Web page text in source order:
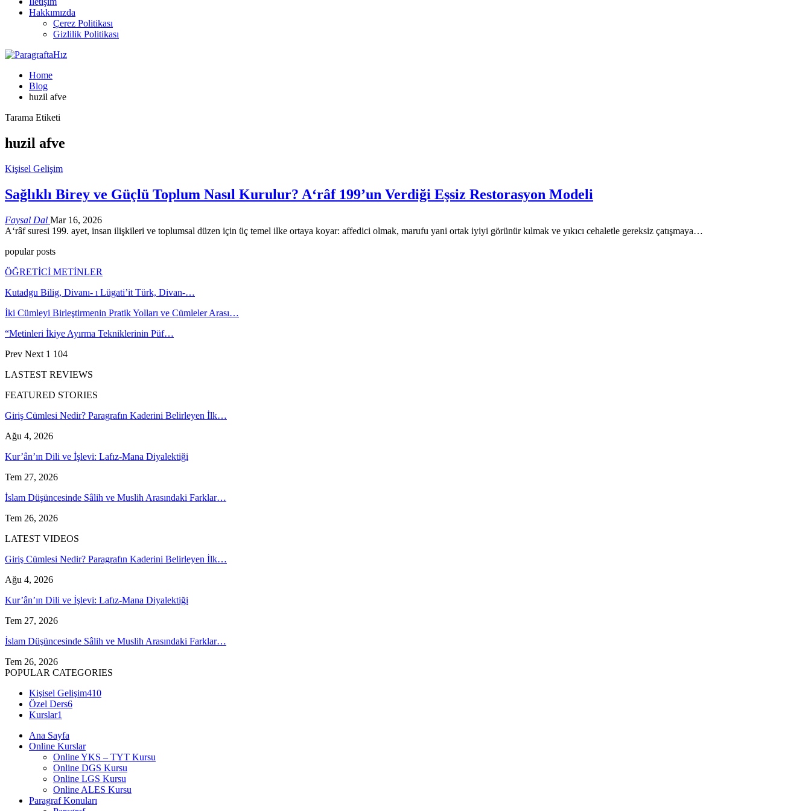
Hakkımızda
Çerez Politikası
Gizlilik Politikası
Home
Blog
huzil afve
Tarama Etiketi
huzil afve
Kişisel Gelişim
Sağlıklı Birey ve Güçlü Toplum Nasıl Kurulur? A‘râf 199’un Verdiği Eşsiz Restorasyon Modeli
Faysal Dal Mar 16, 2026
A‘râf suresi 199. ayet, insan ilişkileri ve toplumsal düzen için üç temel ilke ortaya koyar: affedici olmak, marufu yani ortak iyiyi görünür kılmak ve yıkıcı cehaletle gereksiz çatışmaya…
popular posts
ÖĞRETİCİ METİNLER
Kutadgu Bilig, Divanı- ı Lügati’it Türk, Divan-…
İki Cümleyi Birleştirmenin Pratik Yolları ve Cümleler Arası…
“Metinleri İkiye Ayırma Tekniklerinin Püf…
Prev Next 1 104
LASTEST REVIEWS
FEATURED STORIES
Giriş Cümlesi Nedir? Paragrafın Kaderini Belirleyen İlk…
Ağu 4, 2026
Kur’ân’ın Dili ve İşlevi: Lafız-Mana Diyalektiği
Tem 27, 2026
İslam Düşüncesinde Sâlih ve Muslih Arasındaki Farklar…
Tem 26, 2026
LATEST VIDEOS
Giriş Cümlesi Nedir? Paragrafın Kaderini Belirleyen İlk…
Ağu 4, 2026
Kur’ân’ın Dili ve İşlevi: Lafız-Mana Diyalektiği
Tem 27, 2026
İslam Düşüncesinde Sâlih ve Muslih Arasındaki Farklar…
Tem 26, 2026
POPULAR CATEGORIES
Kişisel Gelişim410
Özel Ders6
Kurslar1
Ana Sayfa
Online Kurslar
Online YKS – TYT Kursu
Online DGS Kursu
Online LGS Kursu
Online ALES Kursu
Paragraf Konuları